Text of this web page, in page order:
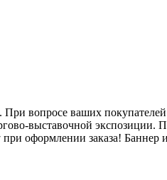
вопросе ваших
выставочной экспозиции.
оформлении заказа! Баннер